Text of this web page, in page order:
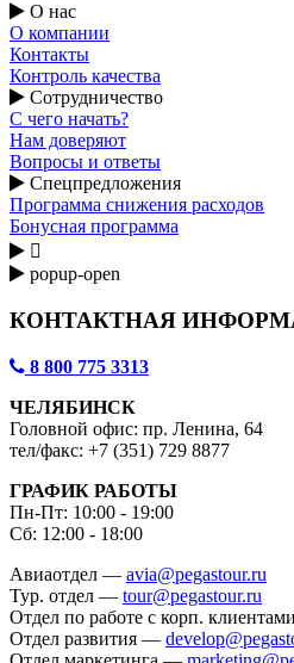
О нас
О компании
Контакты
Контроль качества
Сотрудничество
С чего начать?
Нам доверяют
Вопросы и ответы
Спецпредложения
Программа снижения расходов
Бонусная программа

popup-open
КОНТАКТНАЯ
8 800 775 3313
ЧЕЛЯБИНСК
Головной офис: пр. Ленина, 64
тел/факс: +7 (351) 729 8877
ГРАФИК РАБОТЫ
Пн-Пт: 10:00 - 19:00
Сб: 12:00 - 18:00
Авиаотдел — avia@pegastour.ru
Тур. отдел — tour@pegastour.ru
Отдел по работе с корп.
Отдел развития —